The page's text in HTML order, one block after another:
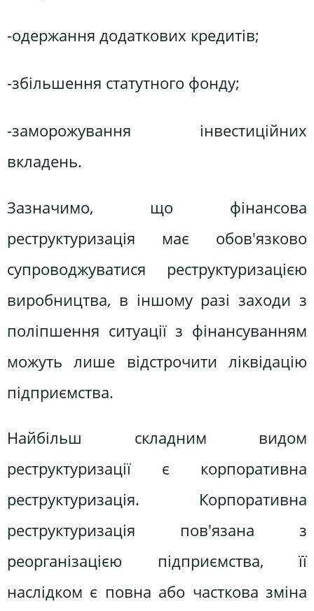
-одержання додаткових кредитів;
-збільшення статутного фонду;
-заморожування інвестиційних
вкладень.
Зазначимо, що фінансова
реструктуризація має обов'язково
супроводжуватися реструктуризацією
виробництва, в іншому разі заходи з
поліпшення ситуації з фінансуванням
можуть лише відстрочити ліквідацію
підприємства.
Найбільш складним видом
реструктуризації є корпоративна
реструктуризація. Корпоративна
реструктуризація пов'язана з
реорганізацією підприємства, її
наслідком є повна або часткова зміна